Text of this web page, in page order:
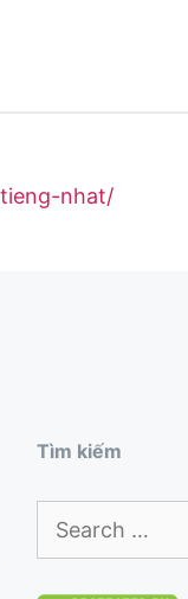
nhat/
Tìm kiếm
for: